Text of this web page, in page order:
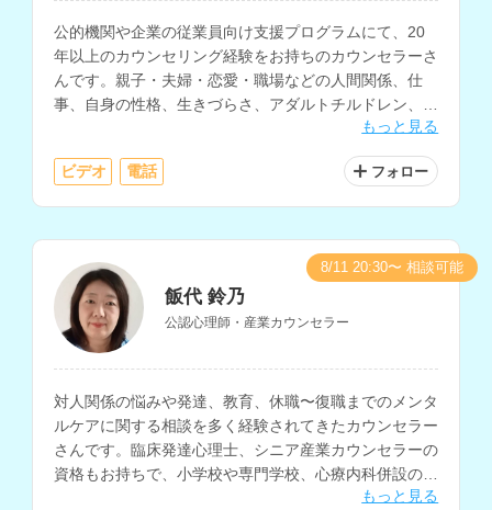
公的機関や企業の従業員向け支援プログラムにて、20
年以上のカウンセリング経験をお持ちのカウンセラーさ
んです。親子・夫婦・恋愛・職場などの人間関係、仕
事、自身の性格、生きづらさ、アダルトチルドレン、
HSP、コミュニケーションなどの相談に対応されていま
もっと見る
ビデオ 電話 フォロー
飯代 鈴乃
公認心理師・産業カウンセラー
対人関係の悩みや発達、教育、休職〜復職までのメンタ
ルケアに関する相談を多く経験されてきたカウンセラー
さんです。臨床発達心理士、シニア産業カウンセラーの
資格もお持ちで、小学校や専門学校、心療内科併設のカ
ウンセリングセンターにて、様々な年齢層へのカウンセ
もっと見る
8/11 20:30〜 相談可能